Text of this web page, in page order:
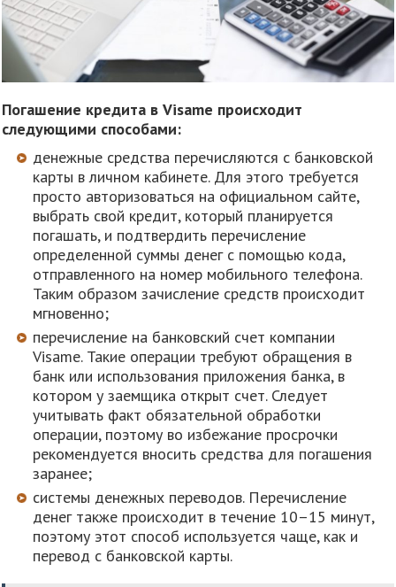
Погашение кредита в Visame происходит
следующими способами:
денежные средства перечисляются с банковской
карты в личном кабинете. Для этого требуется
просто авторизоваться на официальном сайте,
выбрать свой кредит, который планируется
погашать, и подтвердить перечисление
определенной суммы денег с помощью кода,
отправленного на номер мобильного телефона.
Таким образом зачисление средств происходит
мгновенно;
перечисление на банковский счет компании
Visame. Такие операции требуют обращения в
банк или использования приложения банка, в
котором у заемщика открыт счет. Следует
учитывать факт обязательной обработки
операции, поэтому во избежание просрочки
рекомендуется вносить средства для погашения
заранее;
системы денежных переводов. Перечисление
денег также происходит в течение 10–15 минут,
поэтому этот способ используется чаще, как и
перевод с банковской карты.